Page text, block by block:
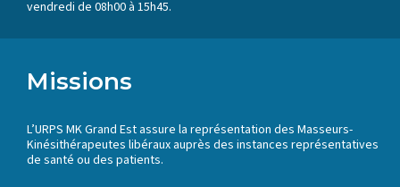
vendredi de 08h00 à 15h45.
Missions
L’URPS MK Grand Est assure la représentation des Masseurs-
Kinésithérapeutes libéraux auprès des instances représentatives
de santé ou des patients.